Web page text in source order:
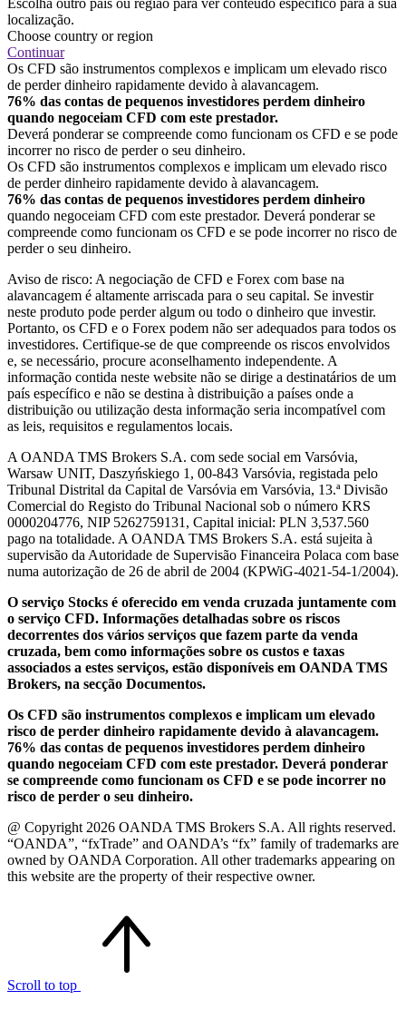
localização.
Choose country or region
Continuar
Os CFD são instrumentos complexos e implicam um elevado risco
de perder dinheiro rapidamente devido à alavancagem.
76% das contas de pequenos investidores perdem dinheiro
quando negoceiam CFD com este prestador.
Deverá ponderar se compreende como funcionam os CFD e se pode
incorrer no risco de perder o seu dinheiro.
Os CFD são instrumentos complexos e implicam um elevado risco
de perder dinheiro rapidamente devido à alavancagem.
76% das contas de pequenos investidores perdem dinheiro
quando negoceiam CFD com este prestador. Deverá ponderar se
compreende como funcionam os CFD e se pode incorrer no risco de
perder o seu dinheiro.
Aviso de risco: A negociação de CFD e Forex com base na
alavancagem é altamente arriscada para o seu capital. Se investir
neste produto pode perder algum ou todo o dinheiro que investir.
Portanto, os CFD e o Forex podem não ser adequados para todos os
investidores. Certifique-se de que compreende os riscos envolvidos
e, se necessário, procure aconselhamento independente. A
informação contida neste website não se dirige a destinatários de um
país específico e não se destina à distribuição a países onde a
distribuição ou utilização desta informação seria incompatível com
as leis, requisitos e regulamentos locais.
A OANDA TMS Brokers S.A. com sede social em Varsóvia,
Warsaw UNIT, Daszyńskiego 1, 00-843 Varsóvia, registada pelo
Tribunal Distrital da Capital de Varsóvia em Varsóvia, 13.ª Divisão
Comercial do Registo do Tribunal Nacional sob o número KRS
0000204776, NIP 5262759131, Capital inicial: PLN 3,537.560
pago na totalidade. A OANDA TMS Brokers S.A. está sujeita à
supervisão da Autoridade de Supervisão Financeira Polaca com base
numa autorização de 26 de abril de 2004 (KPWiG-4021-54-1/2004).
O serviço Stocks é oferecido em venda cruzada juntamente com
o serviço CFD. Informações detalhadas sobre os riscos
decorrentes dos vários serviços que fazem parte da venda
cruzada, bem como informações sobre os custos e taxas
associados a estes serviços, estão disponíveis em OANDA TMS
Brokers, na secção Documentos.
Os CFD são instrumentos complexos e implicam um elevado
risco de perder dinheiro rapidamente devido à alavancagem.
76% das contas de pequenos investidores perdem dinheiro
quando negoceiam CFD com este prestador. Deverá ponderar
se compreende como funcionam os CFD e se pode incorrer no
risco de perder o seu dinheiro.
@ Copyright 2026 OANDA TMS Brokers S.A. All rights reserved.
“OANDA”, “fxTrade” and OANDA’s “fx” family of trademarks are
owned by OANDA Corporation. All other trademarks appearing on
this website are the property of their respective owner.
Scroll to top